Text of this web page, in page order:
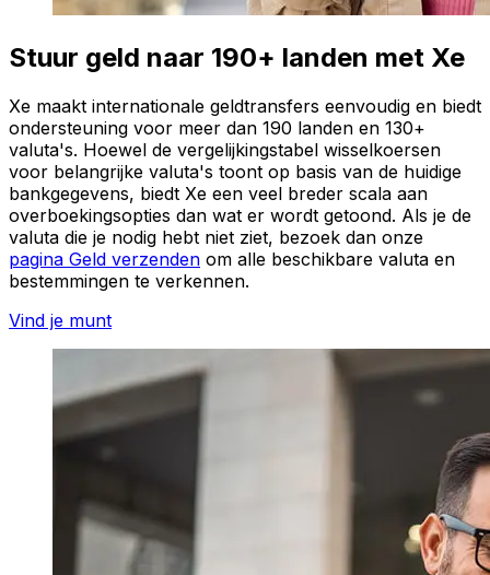
Stuur geld naar 190+ landen met Xe
Xe maakt internationale geldtransfers eenvoudig en biedt
ondersteuning voor meer dan 190 landen en 130+
valuta's. Hoewel de vergelijkingstabel wisselkoersen
voor belangrijke valuta's toont op basis van de huidige
bankgegevens, biedt Xe een veel breder scala aan
overboekingsopties dan wat er wordt getoond. Als je de
valuta die je nodig hebt niet ziet, bezoek dan onze
pagina Geld verzenden om alle beschikbare valuta en
bestemmingen te verkennen.
Vind je munt